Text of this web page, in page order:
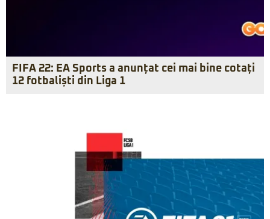
FIFA 22: EA Sports a anunțat cei mai bine cotați
12 fotbaliști din Liga 1